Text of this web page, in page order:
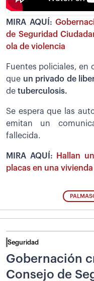
MIRA AQUÍ:
de Seguridad
ola de violencia
Fuentes policiales, en
que un privado de
de tuberculosis.
Se espera que las
emitan un
fallecida.
MIRA AQUÍ:
Hallan
placas en una
Seguridad
Gobernación
Consejo de